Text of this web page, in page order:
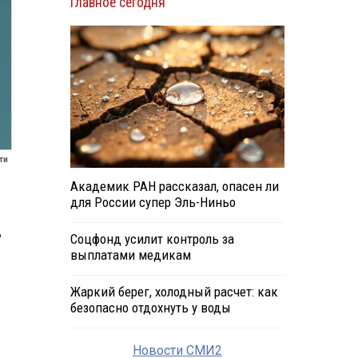
Академик РАН рассказал, опасен ли
для России супер Эль-Ниньо
Соцфонд усилит контроль за
выплатами медикам
Жаркий берег, холодный расчет: как
безопасно отдохнуть у воды
Новости СМИ2